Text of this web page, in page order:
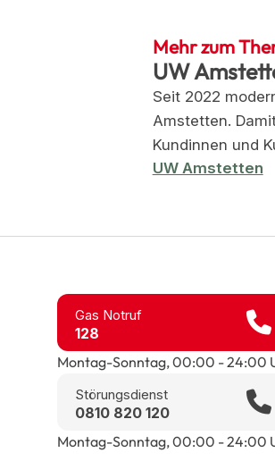
Mehr zum
UW
Seit 2022
Amstetten.
Kundinnen und
UW Amstetten
Gas Notruf
128
Montag-Sonntag, 00:00 - 24:00
Störungsdienst
0810 820 120
Montag-Sonntag, 00:00 - 24:00